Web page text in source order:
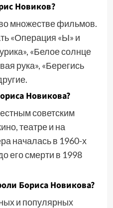
Новиков?
множестве фильмов.
«Операция «Ы» и
«Белое солнце
рука», «Берегись
Новикова?
советским
театре и на
началась в 1960-х
его смерти в 1998
Бориса Новикова?
и популярных